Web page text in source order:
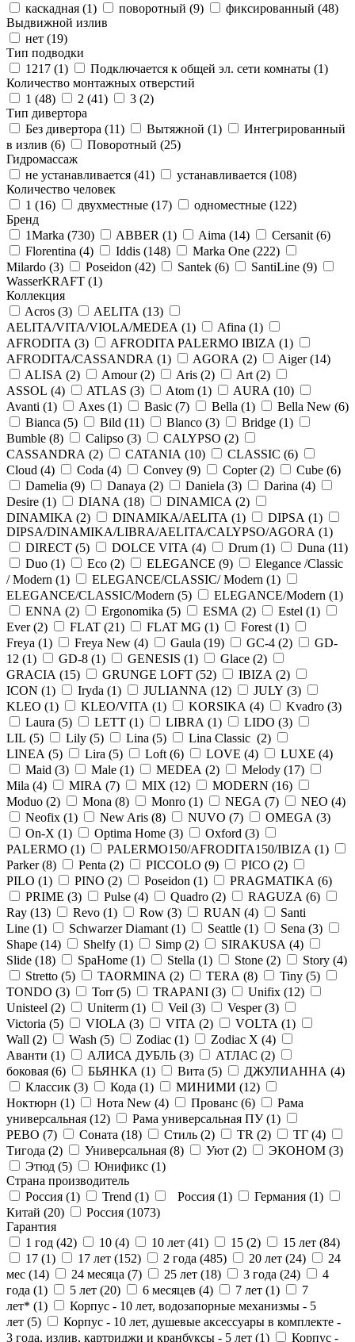
каскадная (1) поворотный (9) фиксированный (48)
Выдвижной излив
нет (19)
Тип подводки
1217 (1) Подключается к общей эл. сети комнаты (1)
Количество монтажных отверстий
1 (48) 2 (41) 3 (2)
Тип дивертора
Без дивертора (11) Вытяжной (1)
Интегрированный
в излив (6) Поворотный (25)
Гидромассаж
не устанавливается (41) устанавливается (108)
Количество человек
1 (16) двухместные (17) одноместные (122)
Бренд
1Marka (730) ABBER (1) Aima (14) Cersanit (6)
Florentina (4) Iddis (148) Marka One (222)
Milardo (3) Poseidon (42) Santek (6) SantiLine (9)
WasserKRAFT (1)
Коллекция
Acros (3) AELITA (13)
AELITA/VITA/VIOLA/MEDEA (1) Afina (1)
AFRODITA (3) AFRODITA PALERMO IBIZA (1)
AFRODITA/CASSANDRA (1) AGORA (2) Aiger (14)
ALISA (2) Amour (2) Aris (2) Art (2)
ASSOL (4) ATLAS (3) Atom (1) AURA (10)
Avanti (1) Axes (1) Basic (7) Bella (1) Bella New (6)
Bianca (5) Bild (11) Blanco (3) Bridge (1)
Bumble (8) Calipso (3) CALYPSO (2)
CASSANDRA (2) CATANIA (10) CLASSIC (6)
Cloud (4) Coda (4) Convey (9) Copter (2) Cube (6)
Damelia (9) Danaya (2) Daniela (3) Darina (4)
Desire (1) DIANA (18) DINAMICA (2)
DINAMIKA (2) DINAMIKA/AELITA (1) DIPSA (1)
DIPSA/DINAMIKA/LIBRA/AELITA/CALYPSO/AGORA (1)
DIRECT (5) DOLCE VITA (4) Drum (1) Duna (11)
Duo (1) Eco (2) ELEGANCE (9)
Elegance /Classic
/ Modern (1) ELEGANCE/CLASSIC/ Modern (1)
ELEGANCE/CLASSIC/Modern (5) ELEGANCE/Modern (1)
ENNA (2) Ergonomika (5) ESMA (2) Estel (1)
Ever (2) FLAT (21) FLAT MG (1) Forest (1)
Freya (1) Freya New (4) Gaula (19) GC-4 (2)
GD-
12 (1) GD-8 (1) GENESIS (1) Glace (2)
GRACIA (15) GRUNGE LOFT (52) IBIZA (2)
ICON (1) Iryda (1) JULIANNA (12) JULY (3)
KLEO (1) KLEO/VITA (1) KORSIKA (4) Kvadro (3)
Laura (5) LETT (1) LIBRA (1) LIDO (3)
LIL (5) Lily (5) Lina (5) Lina Classic (2)
LINEA (5) Lira (5) Loft (6) LOVE (4) LUXE (4)
Maid (3) Male (1) MEDEA (2) Melody (17)
Mila (4) MIRA (7) MIX (12) MODERN (16)
Moduo (2) Mona (8) Monro (1) NEGA (7) NEO (4)
Neofix (1) New Aris (8) NUVO (7) OMEGA (3)
On-X (1) Optima Home (3) Oxford (3)
PALERMO (1) PALERMO150/AFRODITA150/IBIZA (1)
Parker (8) Penta (2) PICCOLO (9) PICO (2)
PILO (1) PINO (2) Poseidon (1) PRAGMATIKA (6)
PRIME (3) Pulse (4) Quadro (2) RAGUZA (6)
Ray (13) Revo (1) Row (3) RUAN (4)
Santi
Line (1) Schwarzer Diamant (1) Seattle (1) Sena (3)
Shape (14) Shelfy (1) Simp (2) SIRAKUSA (4)
Slide (18) SpaHome (1) Stella (1) Stone (2) Story (4)
Stretto (5) TAORMINA (2) TERA (8) Tiny (5)
TONDO (3) Torr (5) TRAPANI (3) Unifix (12)
Unisteel (2) Uniterm (1) Veil (3) Vesper (3)
Victoria (5) VIOLA (3) VITA (2) VOLTA (1)
Wall (2) Wash (5) Zodiac (1) Zodiac X (4)
Аванти (1) АЛИСА ДУБЛЬ (3) АТЛАС (2)
боковая (6) БЬЯНКА (1) Вита (5) ДЖУЛИАННА (4)
Классик (3) Кода (1) МИНИМИ (12)
Ноктюрн (1) Нота New (4) Прованс (6)
Рама
универсальная (12) Рама универсальная ПУ (1)
РЕВО (7) Соната (18) Стиль (2) ТR (2) ТГ (4)
Тигода (2) Универсальная (8) Уют (2) ЭКОНОМ (3)
Этюд (5) Юнификс (1)
Страна производитель
Россия (1) Trend (1) Россия (1) Германия (1)
Китай (20) Россия (1073)
Гарантия
1 год (42) 10 (4) 10 лет (41) 15 (2) 15 лет (84)
17 (1) 17 лет (152) 2 года (485) 20 лет (24)
24
мес (14) 24 месяца (7) 25 лет (18) 3 года (24)
4
года (1) 5 лет (20) 6 месяцев (4) 7 лет (1)
7
лет* (1)
Корпус - 10 лет, водозапорные механизмы - 5
лет (5)
Корпус - 10 лет, душевые аксессуары в комплекте -
3 года, излив, картриджи и кранбуксы - 5 лет (1) Корпус -